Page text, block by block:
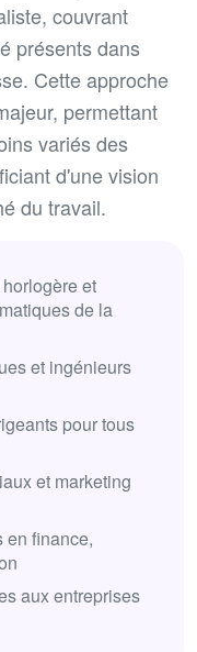
couvrant
présents dans
Cette approche
permettant
variés des
d'une vision
du travail.
et
de la
et ingénieurs
pour tous
et marketing
en finance,
aux entreprises